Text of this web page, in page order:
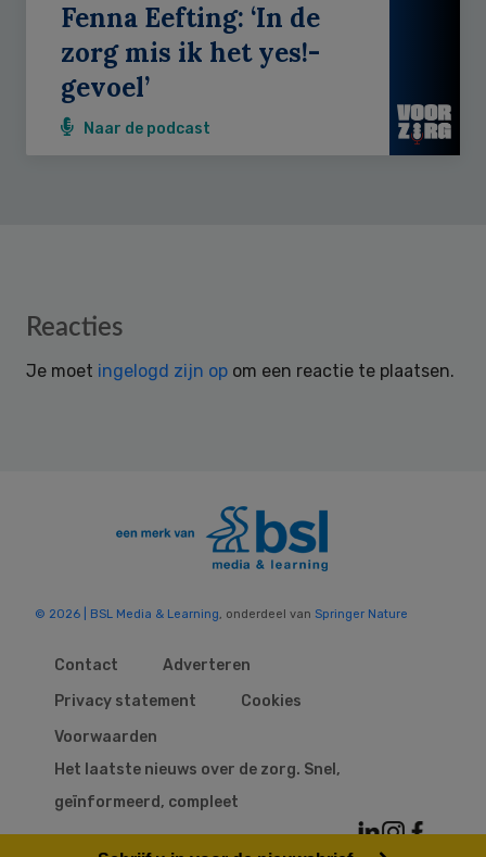
Fenna Eefting: ‘In de
zorg mis ik het yes!-
gevoel’
Naar de podcast
Reader
Reacties
Je moet ingelogd zijn op om een reactie te plaatsen.
© 2026 | BSL Media & Learning, onderdeel van Springer Nature
Contact
Adverteren
Privacy statement
Cookies
Voorwaarden
Het laatste nieuws over de zorg. Snel,
geïnformeerd, compleet